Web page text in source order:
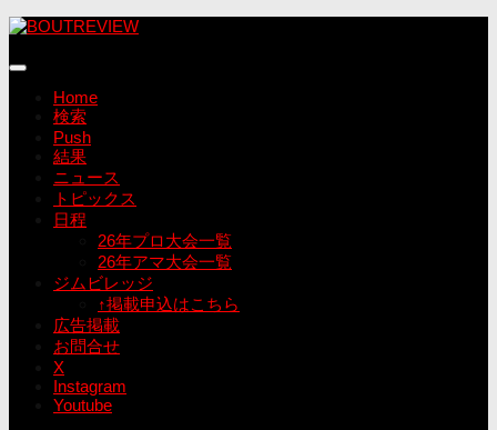
コ
テ
Home
検索
Push
結果
ニュース
トピックス
日程
26年プロ大会一覧
26年アマ大会一覧
ジムビレッジ
↑掲載申込はこちら
広告掲載
お問合せ
X
Instagram
Youtube